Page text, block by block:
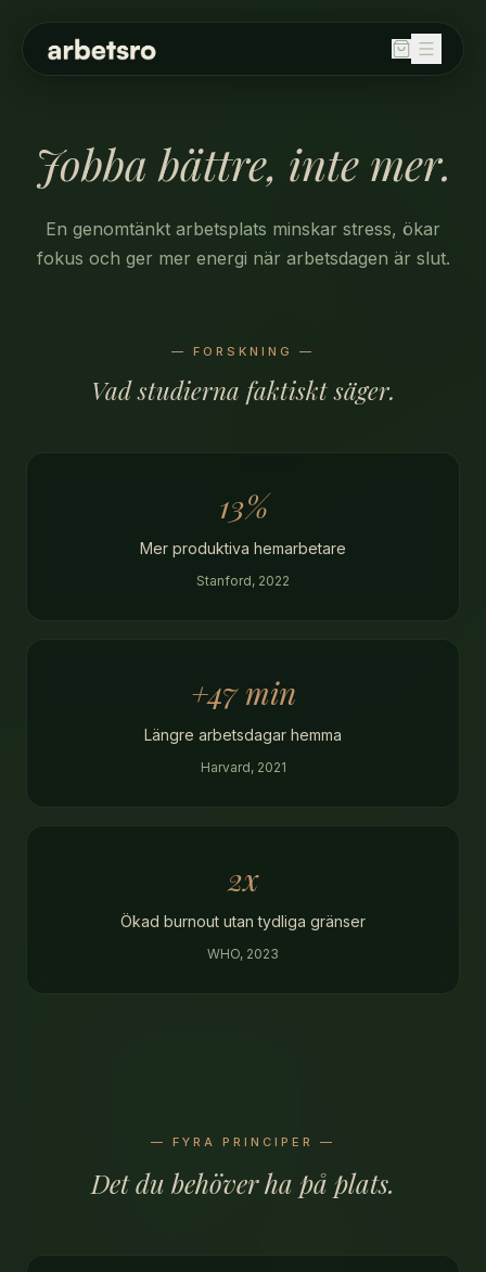
Bord
Fällbord
Förvaring
Höj och sänkbara skrivbord
Whiteboard / skrivtavla
INSPIRATION
KONTAKT
Jobba bättre, inte mer.
En genomtänkt arbetsplats minskar stress, ökar
fokus och ger mer energi när arbetsdagen är slut.
— FORSKNING —
Vad studierna faktiskt säger.
13%
Mer produktiva hemarbetare
Stanford, 2022
+47 min
Längre arbetsdagar hemma
Harvard, 2021
2x
Ökad burnout utan tydliga gränser
WHO, 2023
— FYRA PRINCIPER —
Det du behöver ha på plats.